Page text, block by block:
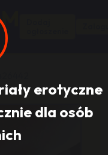
erotyczne
dla osób